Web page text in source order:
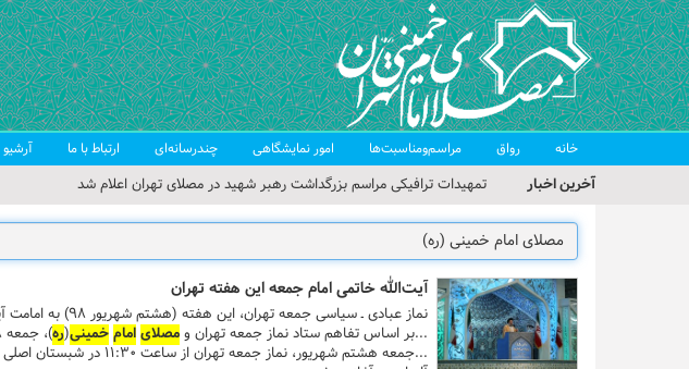
خانه رواق مراسم‌ومناسبت‌ها امور نمایشگاهی چندرسانه‌ای ارتباط با ما آرشیو
آخرین اخبار
تمهیدات ترافیکی مراسم بزرگداشت رهبر شهید در مصلای تهران اعلام شد
حجت‌الاسلام حاج علی‌اکبری؛ خطیب این هفته نماز جمعه تهران
مراسم بزرگداشت امام مجاهد شهید در مصلای تهران از سوی رهبر معظم انقلاب
گزارش تصویری| مراسم نماز بر پیکر امام شهید انقلاب اسلامی ایران
گزارش تصویری| مراسم بزرگداشت آقای شهید ایران
آیت‌الله خاتمی امام جمعه این هفته تهران
نماز عبادی ـ سیاسی جمعه تهران، این هفته (هشتم شهریور ۹۸) به امامت آیت‌الله سیداحمد خاتمی در شبستان اصلی
...بر اساس تفاهم ستاد نماز جمعه تهران ومصلایامامخمینی(ره
...جمعه هشتم شهریور، نماز جمعه تهران از ساعت ۱۱:۳۰ در شبستان اصلی